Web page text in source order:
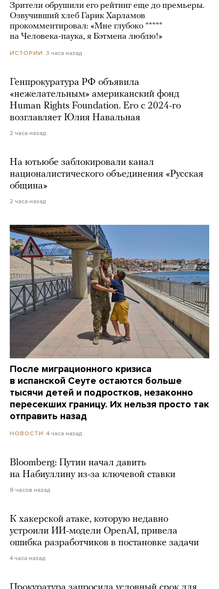
Зрители обрушили его рейтинг еще до премьеры.
Озвучивший хлеб Гарик Харламов
прокомментировал: «Мне глубоко *****
на Человека-паука, я Бэтмена люблю!»
ИСТОРИИ 3 часа назад
Генпрокуратура РФ объявила
«нежелательным» американский фонд
Human Rights Foundation. Его с 2024-го
возглавляет Юлия Навальная
2 часа назад
На ютьюбе заблокировали канал
националистического объединения «Русская
община»
2 часа назад
После миграционного кризиса
в испанской Сеуте остаются больше
тысячи детей и подростков, незаконно
пересекших границу. Их нельзя просто так
отправить назад
НОВОСТИ 4 часа назад
Bloomberg: Путин начал давить
на Набиуллину из-за ключевой ставки
8 часов назад
К хакерской атаке, которую недавно
устроили ИИ-модели OpenAI, привела
ошибка разработчиков в постановке задачи
4 часа назад